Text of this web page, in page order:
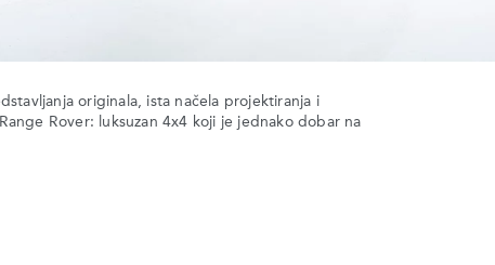
originala, ista načela projektiranja i
Rover: luksuzan 4x4 koji je jednako dobar na